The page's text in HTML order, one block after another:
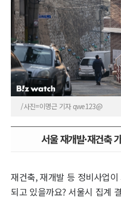
/사진=이명근 기자 qwe123@
서울 재개발·재건축
재건축, 재개발 등 정비사업
되고 있을까요? 서울시 집계